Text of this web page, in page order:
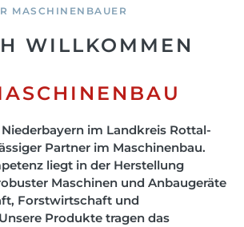
MASCHINENBAUER
WILLKOMMEN
Niederbayern im Landkreis Rottal-
Partner im Maschinenbau.
liegt in der Herstellung
Maschinen und Anbaugeräte
Forstwirtschaft und
Produkte tragen das